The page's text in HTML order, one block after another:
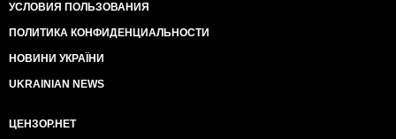
УСЛОВИЯ ПОЛЬЗОВАНИЯ
ПОЛИТИКА КОНФИДЕНЦИАЛЬНОСТИ
НОВИНИ УКРАЇНИ
UKRAINIAN NEWS
ЦЕНЗОР.НЕТ